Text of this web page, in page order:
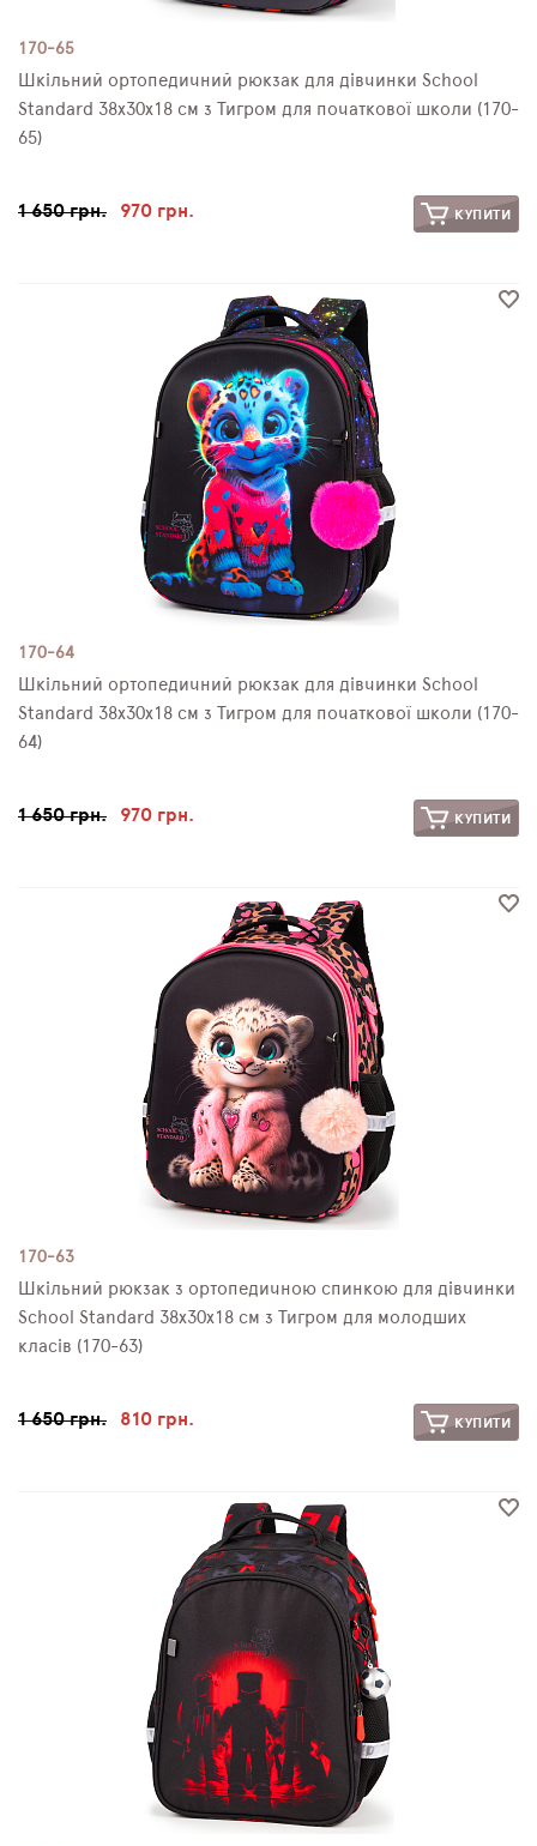
170-65
Шкільний ортопедичний рюкзак для дівчинки School
Standard 38х30х18 см з Тигром для початкової школи (170-
65)
1 650 грн. 970 грн. КУПИТИ
170-64
Шкільний ортопедичний рюкзак для дівчинки School
Standard 38х30х18 см з Тигром для початкової школи (170-
64)
1 650 грн. 970 грн. КУПИТИ
170-63
Шкільний рюкзак з ортопедичною спинкою для дівчинки
School Standard 38х30х18 см з Тигром для молодших
класів (170-63)
1 650 грн. 810 грн. КУПИТИ